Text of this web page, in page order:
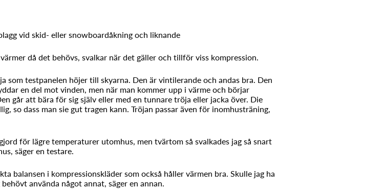
vid skid- eller snowboardåkning och liknande
då det behövs, svalkar när det gäller och tillför viss kompression.
som testpanelen höjer till skyarna. Den är vintilerande och andas bra. Den
en del mot vinden, men när man kommer upp i värme och börjar
går att bära för sig själv eller med en tunnare tröja eller jacka över. Die
so dass man sie gut tragen kann. Tröjan passar även för inomhusträning,
för lägre temperaturer utomhus, men tvärtom så svalkades jag så snart
säger en testare.
balansen i kompressionskläder som också håller värmen bra. Skulle jag ha
använda något annat, säger en annan.